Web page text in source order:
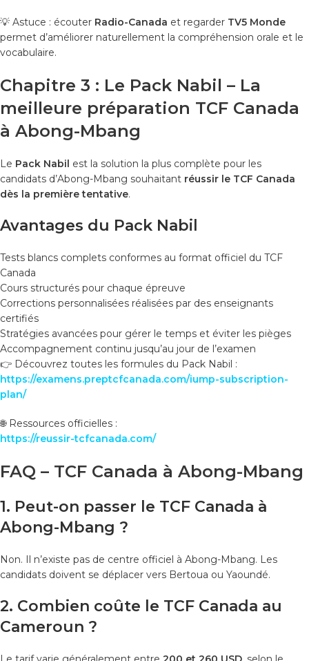
💡 Astuce : écouter Radio-Canada et regarder TV5 Monde
permet d’améliorer naturellement la compréhension orale et le
vocabulaire.
Chapitre 3 : Le Pack Nabil – La
meilleure préparation TCF Canada
à Abong-Mbang
Le Pack Nabil est la solution la plus complète pour les
candidats d’Abong-Mbang souhaitant réussir le TCF Canada
dès la première tentative.
Avantages du Pack Nabil
Tests blancs complets conformes au format officiel du TCF
Canada
Cours structurés pour chaque épreuve
Corrections personnalisées réalisées par des enseignants
certifiés
Stratégies avancées pour gérer le temps et éviter les pièges
Accompagnement continu jusqu’au jour de l’examen
👉 Découvrez toutes les formules du Pack Nabil :
https://examens.preptcfcanada.com/iump-subscription-
plan/
🌐 Ressources officielles :
https://reussir-tcfcanada.com/
FAQ – TCF Canada à Abong-Mbang
1. Peut-on passer le TCF Canada à
Abong-Mbang ?
Non. Il n’existe pas de centre officiel à Abong-Mbang. Les
candidats doivent se déplacer vers Bertoua ou Yaoundé.
2. Combien coûte le TCF Canada au
Cameroun ?